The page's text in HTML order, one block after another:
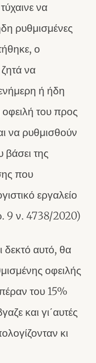
να
ρυθμισμένες
ο
να
ή ήδη
του προς
να ρυθμισθούν
βάσει της
που
εργαλείο
9 ν. 4738/2020)
δεκτό αυτό, θα
οφειλής
του 15%
και γι΄αυτές
κι